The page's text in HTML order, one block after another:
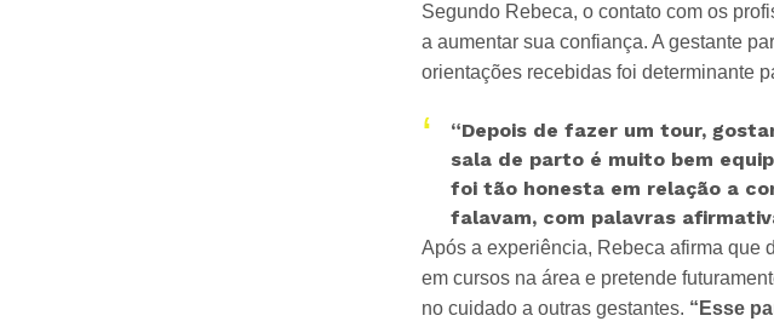
Segundo Rebeca, o contato com os
a aumentar sua confiança. A gestante
orientações recebidas foi determinante
“Depois de fazer um tour,
sala de parto é muito bem
foi tão honesta em relação a
falavam, com palavras
Após a experiência, Rebeca afirma que
em cursos na área e pretende
no cuidado a outras gestantes. “Esse